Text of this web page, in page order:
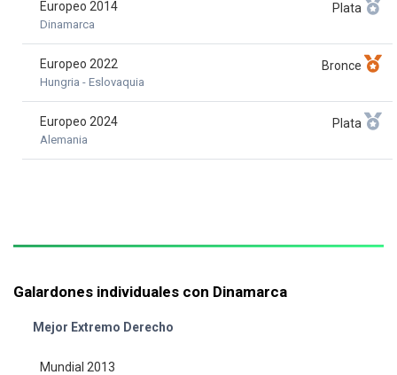
Europeo 2014
Dinamarca
Plata
Europeo 2022
Hungria - Eslovaquia
Bronce
Europeo 2024
Alemania
Plata
Galardones individuales con Dinamarca
Mejor Extremo Derecho
Mundial 2013